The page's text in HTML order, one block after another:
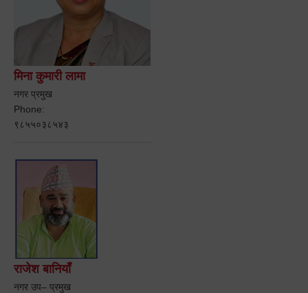
मिना कुमारी लामा
नगर प्रमुख
Phone:
९८५५०३८५४३
राजेश बानियाँ
नगर उप– प्रमुख